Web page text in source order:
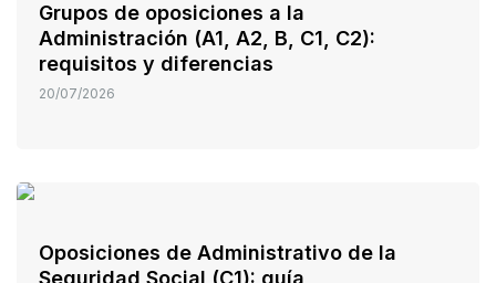
Grupos de oposiciones a la
Administración (A1, A2, B, C1, C2):
requisitos y diferencias
20/07/2026
Oposiciones de Administrativo de la
Seguridad Social (C1): guía